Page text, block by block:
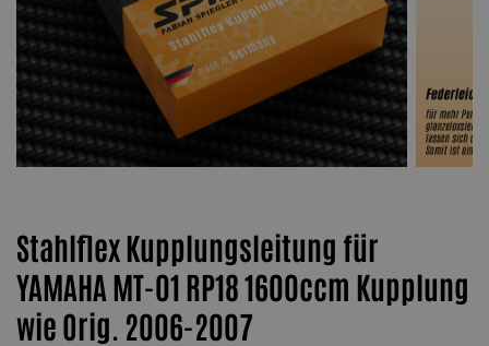
Stahlflex Kupplungsleitung für
YAMAHA MT-01 RP18 1600ccm Kupplung
wie Orig. 2006-2007